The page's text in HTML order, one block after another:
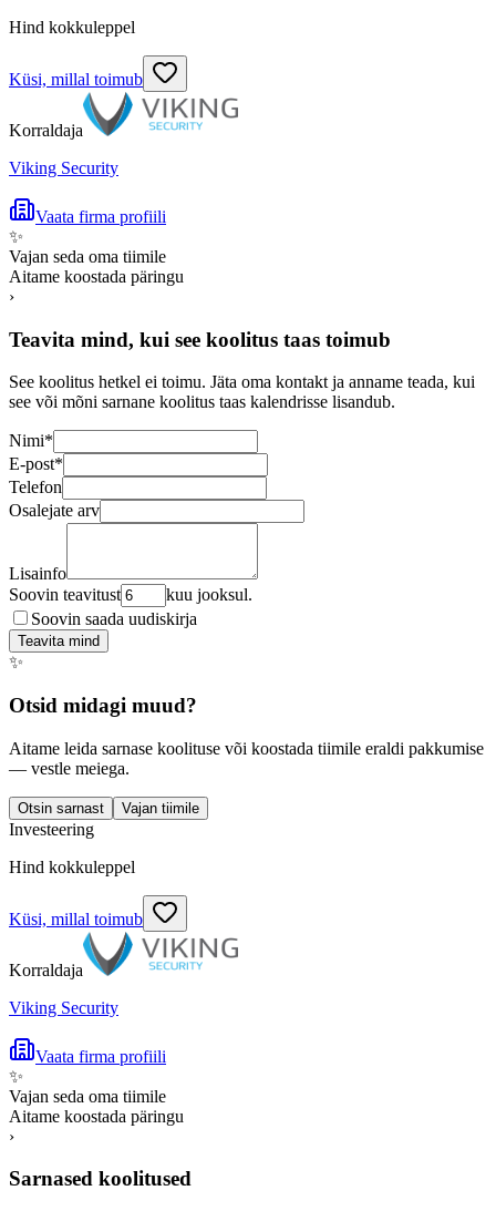
Hind kokkuleppel
Küsi, millal toimub
Korraldaja
Viking Security
Vaata firma profiili
✨
Vajan seda oma tiimile
Aitame koostada päringu
›
Teavita mind, kui see koolitus taas toimub
See koolitus hetkel ei toimu. Jäta oma kontakt ja anname teada, kui
see või mõni sarnane koolitus taas kalendrisse lisandub.
Nimi*
E-post*
Telefon
Osalejate arv
Lisainfo
Soovin teavitust
kuu jooksul.
Soovin saada uudiskirja
Teavita mind
✨
Otsid midagi muud?
Aitame leida sarnase koolituse või koostada tiimile eraldi pakkumise
— vestle meiega.
Otsin sarnast Vajan tiimile
Investeering
Hind kokkuleppel
Küsi, millal toimub
Korraldaja
Viking Security
Vaata firma profiili
✨
Vajan seda oma tiimile
Aitame koostada päringu
›
Sarnased koolitused